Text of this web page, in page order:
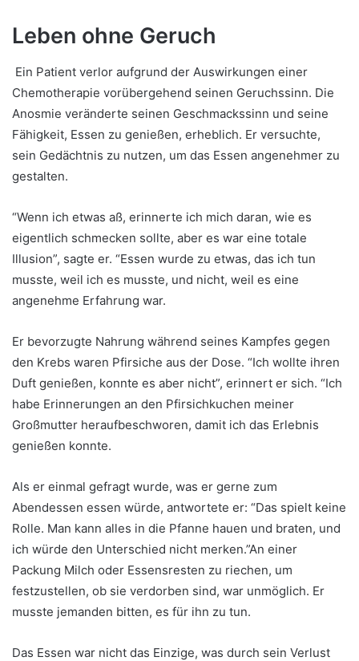
Leben ohne Geruch
Ein Patient verlor aufgrund der Auswirkungen einer
Chemotherapie vorübergehend seinen Geruchssinn. Die
Anosmie veränderte seinen Geschmackssinn und seine
Fähigkeit, Essen zu genießen, erheblich. Er versuchte,
sein Gedächtnis zu nutzen, um das Essen angenehmer zu
gestalten.
“Wenn ich etwas aß, erinnerte ich mich daran, wie es
eigentlich schmecken sollte, aber es war eine totale
Illusion”, sagte er. “Essen wurde zu etwas, das ich tun
musste, weil ich es musste, und nicht, weil es eine
angenehme Erfahrung war.
Er bevorzugte Nahrung während seines Kampfes gegen
den Krebs waren Pfirsiche aus der Dose. “Ich wollte ihren
Duft genießen, konnte es aber nicht”, erinnert er sich. “Ich
habe Erinnerungen an den Pfirsichkuchen meiner
Großmutter heraufbeschworen, damit ich das Erlebnis
genießen konnte.
Als er einmal gefragt wurde, was er gerne zum
Abendessen essen würde, antwortete er: “Das spielt keine
Rolle. Man kann alles in die Pfanne hauen und braten, und
ich würde den Unterschied nicht merken.”An einer
Packung Milch oder Essensresten zu riechen, um
festzustellen, ob sie verdorben sind, war unmöglich. Er
musste jemanden bitten, es für ihn zu tun.
Das Essen war nicht das Einzige, was durch sein Verlust